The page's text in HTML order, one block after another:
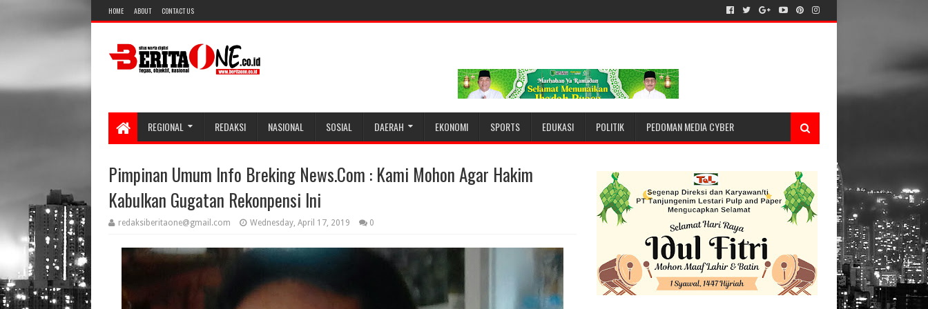
HOME ABOUT CONTACT US
REGIONAL REDAKSI NASIONAL SOSIAL DAERAH EKONOMI SPORTS EDUKASI POLITIK PEDOMAN MEDIA CYBER
Pimpinan Umum Info Breking News.Com : Kami Mohon Agar Hakim
Kabulkan Gugatan Rekonpensi Ini
redaksiberitaone@gmail.com Wednesday, April 17, 2019 0